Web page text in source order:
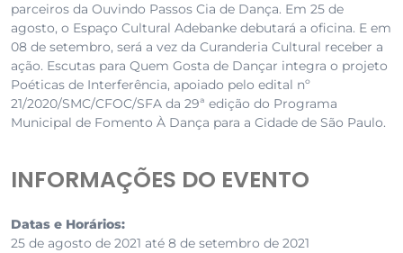
parceiros da Ouvindo Passos Cia de Dança. Em 25 de
agosto, o Espaço Cultural Adebanke debutará a oficina. E em
08 de setembro, será a vez da Curanderia Cultural receber a
ação. Escutas para Quem Gosta de Dançar integra o projeto
Poéticas de Interferência, apoiado pelo edital nº
21/2020/SMC/CFOC/SFA da 29ª edição do Programa
Municipal de Fomento À Dança para a Cidade de São Paulo.
INFORMAÇÕES DO EVENTO
Datas e Horários:
25 de agosto de 2021 até 8 de setembro de 2021